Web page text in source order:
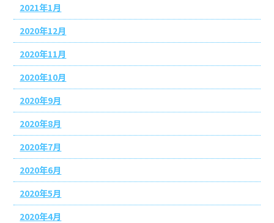
2021年1月
2020年12月
2020年11月
2020年10月
2020年9月
2020年8月
2020年7月
2020年6月
2020年5月
2020年4月